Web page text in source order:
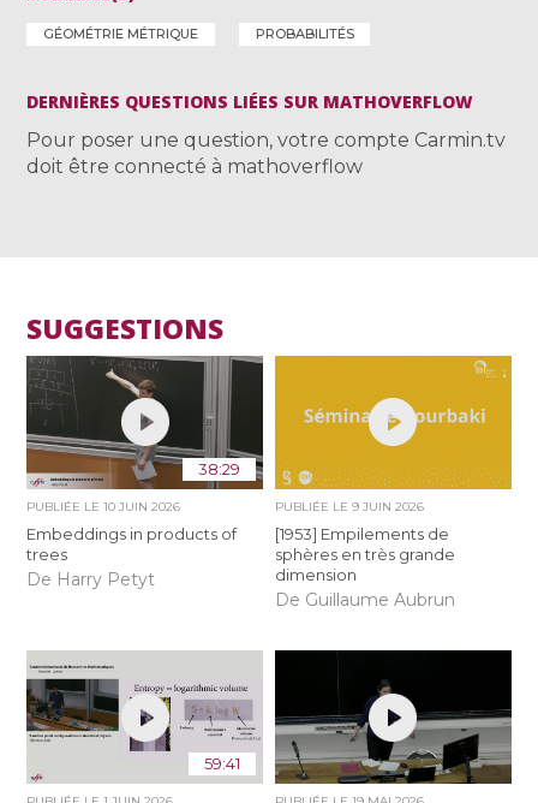
GÉOMÉTRIE MÉTRIQUE PROBABILITÉS
DERNIÈRES QUESTIONS LIÉES SUR MATHOVERFLOW
Pour poser une question, votre compte Carmin.tv
doit être connecté à mathoverflow
SUGGESTIONS
38:29
PUBLIÉE LE10 JUIN 2026
Embeddings in products of
trees
De Harry Petyt
PUBLIÉE LE 9 JUIN 2026
[1953] Empilements de
sphères en très grande
dimension
De Guillaume Aubrun
59:41